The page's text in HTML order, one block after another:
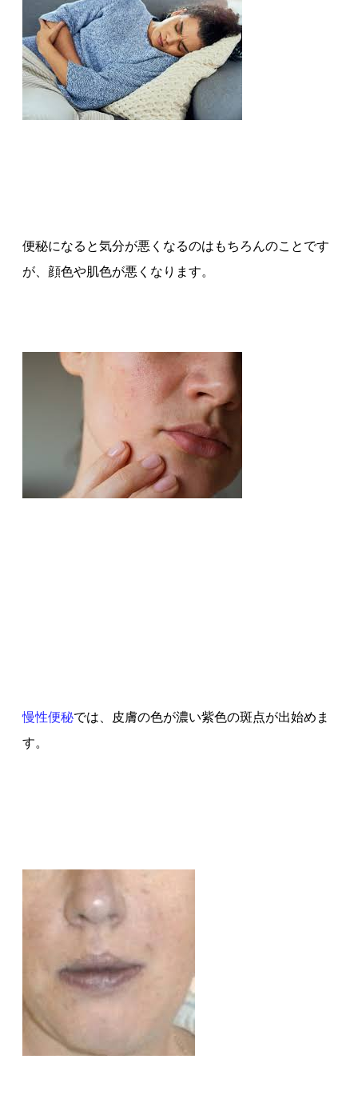
便秘になると気分が悪くなるのはもちろんのことです
が、顔色や肌色が悪くなります。
慢性便秘では、皮膚の色が濃い紫色の斑点が出始めま
す。